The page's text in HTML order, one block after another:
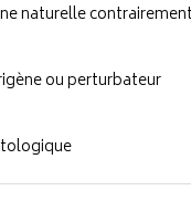
naturelle
ou perturbateur